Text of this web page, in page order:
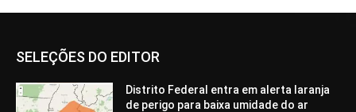
SELEÇÕES DO EDITOR
Distrito Federal entra em alerta laranja
de perigo para baixa umidade do ar